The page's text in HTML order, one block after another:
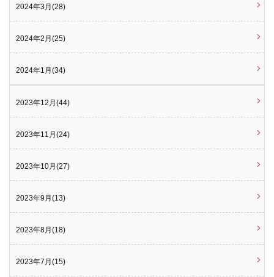
2024年3月(28)
2024年2月(25)
2024年1月(34)
2023年12月(44)
2023年11月(24)
2023年10月(27)
2023年9月(13)
2023年8月(18)
2023年7月(15)